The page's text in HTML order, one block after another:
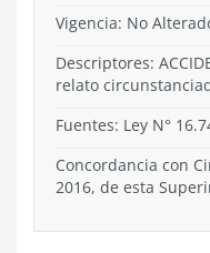
Vigencia: No
Descriptores:
relato
Fuentes: Ley N°
Concordancia con
2016, de esta